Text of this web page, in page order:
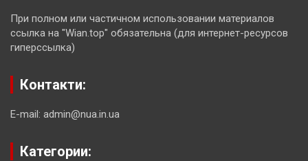
При полном или частичном использовании материалов
ссылка на "Wian.top" обязательна (для интернет-ресурсов
гиперссылка)
Контакти:
E-mail: admin@nua.in.ua
Категории: